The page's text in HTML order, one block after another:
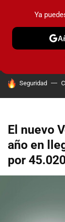
PRUEBAS
HOY SE HABLA
Seguridad
El nuevo
año en
por
Ya